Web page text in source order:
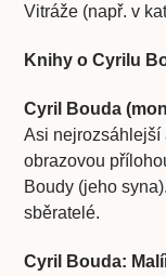
Vitráže (např. v
Knihy o Cyrilu
Cyril Bouda
Asi nejrozsáhlejší
obrazovou
Boudy (jeho
sběratelé.
Cyril Bouda: